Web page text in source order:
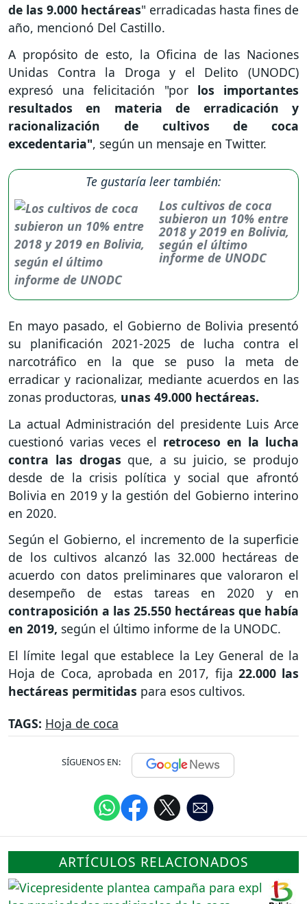
de las 9.000 hectáreas" erradicadas hasta fines de
año, mencionó Del Castillo.
A propósito de esto, la Oficina de las Naciones
Unidas Contra la Droga y el Delito (UNODC)
expresó una felicitación "porlos importantes
resultados en materia de erradicación y
racionalización de cultivos de coca
excedentaria", según un mensaje en Twitter.
Te gustaría leer también:
Los cultivos de coca
subieron un 10% entre
2018 y 2019 en Bolivia,
según el último
informe de UNODC
En mayo pasado, el Gobierno de Bolivia presentó
su planificación 2021-2025 de lucha contra el
narcotráfico en la que se puso la meta de
erradicar y racionalizar, mediante acuerdos en las
zonas productoras, unas 49.000 hectáreas.
La actual Administración del presidente Luis Arce
cuestionó varias veces el retroceso en la lucha
contra las drogas que, a su juicio, se produjo
desde de la crisis política y social que afrontó
Bolivia en 2019 y la gestión del Gobierno interino
en 2020.
Según el Gobierno, el incremento de la superficie
de los cultivos alcanzó las 32.000 hectáreas de
acuerdo con datos preliminares que valoraron el
desempeño de estas tareas en 2020 y en
contraposición a las 25.550 hectáreas que había
en 2019, según el último informe de la UNODC.
El límite legal que establece la Ley General de la
Hoja de Coca, aprobada en 2017, fija 22.000 las
hectáreas permitidas para esos cultivos.
TAGS: Hoja de coca
SÍGUENOS EN:
ARTÍCULOS RELACIONADOS